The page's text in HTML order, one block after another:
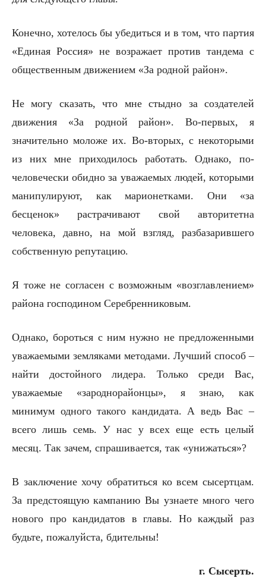
Конечно, хотелось бы убедиться и в том, что партия
«Единая Россия» не возражает против тандема с
общественным движением «За родной район».
Не могу сказать, что мне стыдно за создателей
движения «За родной район». Во-первых, я
значительно моложе их. Во-вторых, с некоторыми
из них мне приходилось работать. Однако, по-
человечески обидно за уважаемых людей, которыми
манипулируют, как марионетками. Они «за
бесценок» растрачивают свой авторитетна
человека, давно, на мой взгляд, разбазарившего
собственную репутацию.
Я тоже не согласен с возможным «возглавлением»
района господином Серебренниковым.
Однако, бороться с ним нужно не предложенными
уважаемыми земляками методами. Лучший способ –
найти достойного лидера. Только среди Вас,
уважаемые «зароднорайонцы», я знаю, как
минимум одного такого кандидата. А ведь Вас –
всего лишь семь. У нас у всех еще есть целый
месяц. Так зачем, спрашивается, так «унижаться»?
В заключение хочу обратиться ко всем сысертцам.
За предстоящую кампанию Вы узнаете много чего
нового про кандидатов в главы. Но каждый раз
будьте, пожалуйста, бдительны!
г. Сысерть.